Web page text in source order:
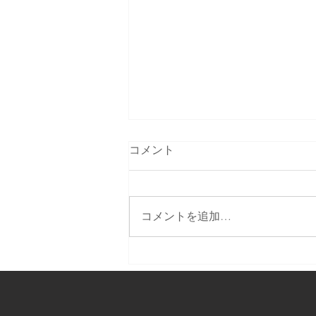
テレビで生中継します
コメント
コメントを追加…